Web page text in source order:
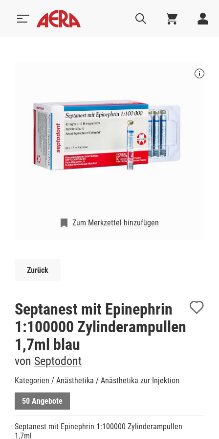
Zum Merkzettel hinzufügen
Zurück
Septanest mit Epinephrin
1:100000 Zylinderampullen
1,7ml blau
von Septodont
Kategorien / Anästhetika / Anästhetika zur Injektion
50 Angebote
Septanest mit Epinephrin 1:100000 Zylinderampullen
1,7ml